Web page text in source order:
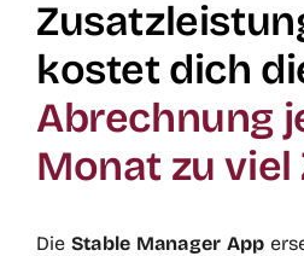
kostet dich
Abrechnung
Monat zu viel
Die Stable Manager App